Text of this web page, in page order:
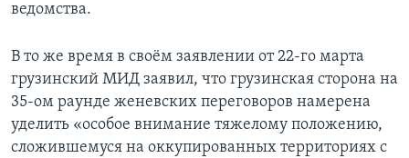
ведомства.
В то же время в своём заявлении от 22-го марта
грузинский МИД заявил, что грузинская сторона на
35-ом раунде женевских переговоров намерена
уделить «особое внимание тяжелому положению,
сложившемуся на оккупированных территориях с